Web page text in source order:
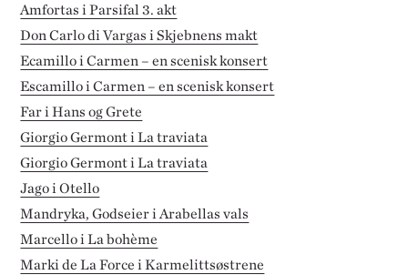
Amfortas i Parsifal 3. akt
Don Carlo di Vargas i Skjebnens makt
Ecamillo i Carmen – en scenisk konsert
Escamillo i Carmen – en scenisk konsert
Far i Hans og Grete
Giorgio Germont i La traviata
Giorgio Germont i La traviata
Jago i Otello
Mandryka, Godseier i Arabellas vals
Marcello i La bohème
Marki de La Force i Karmelittsøstrene